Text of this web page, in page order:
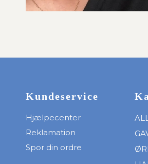
Kundeservice
Hjælpecenter
Reklamation
Spor din ordre